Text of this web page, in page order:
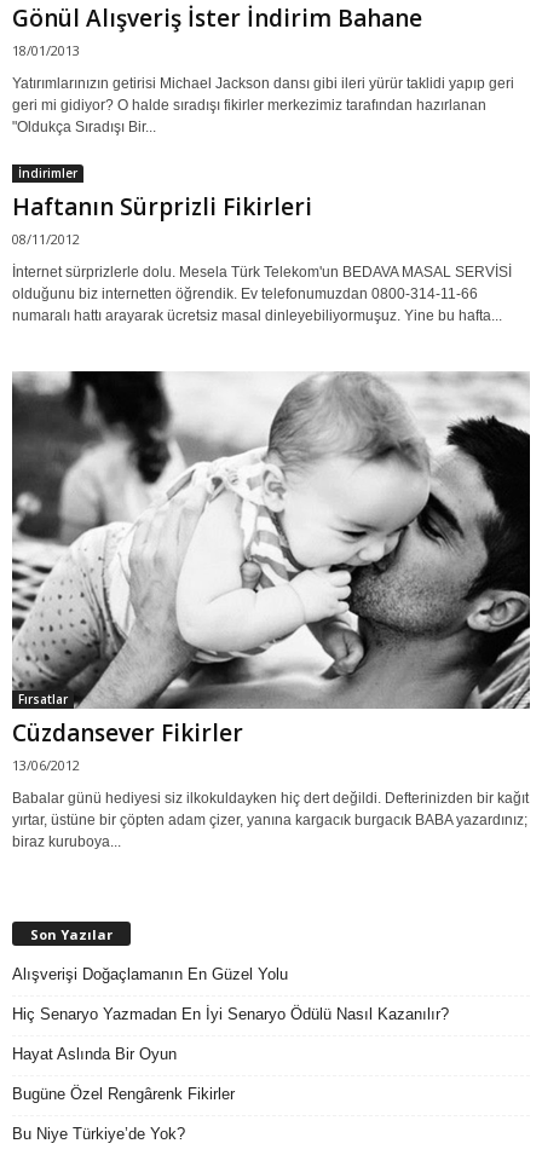
Gönül Alışveriş İster İndirim Bahane
18/01/2013
Yatırımlarınızın getirisi Michael Jackson dansı gibi ileri yürür taklidi yapıp geri
geri mi gidiyor? O halde sıradışı fikirler merkezimiz tarafından hazırlanan
"Oldukça Sıradışı Bir...
İndirimler
Haftanın Sürprizli Fikirleri
08/11/2012
İnternet sürprizlerle dolu. Mesela Türk Telekom'un BEDAVA MASAL SERVİSİ
olduğunu biz internetten öğrendik. Ev telefonumuzdan 0800-314-11-66
numaralı hattı arayarak ücretsiz masal dinleyebiliyormuşuz. Yine bu hafta...
Fırsatlar
Cüzdansever Fikirler
13/06/2012
Babalar günü hediyesi siz ilkokuldayken hiç dert değildi. Defterinizden bir kağıt
yırtar, üstüne bir çöpten adam çizer, yanına kargacık burgacık BABA yazardınız;
biraz kuruboya...
Son Yazılar
Alışverişi Doğaçlamanın En Güzel Yolu
Hiç Senaryo Yazmadan En İyi Senaryo Ödülü Nasıl Kazanılır?
Hayat Aslında Bir Oyun
Bugüne Özel Rengârenk Fikirler
Bu Niye Türkiye’de Yok?